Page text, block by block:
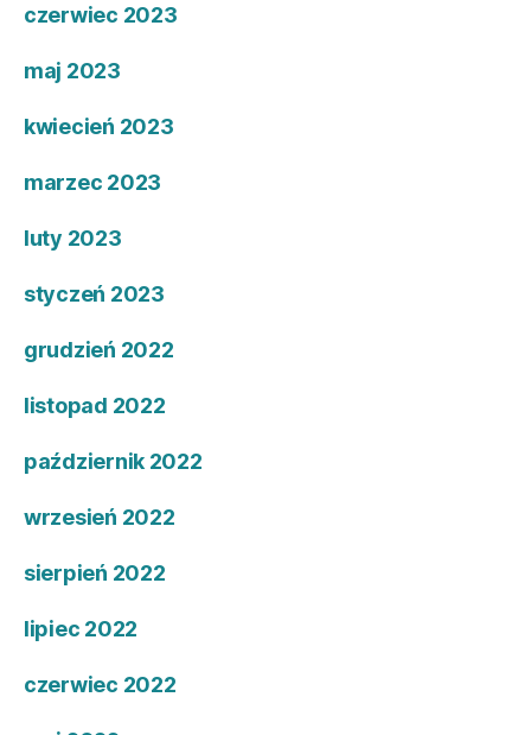
czerwiec 2023
maj 2023
kwiecień 2023
marzec 2023
luty 2023
styczeń 2023
grudzień 2022
listopad 2022
październik 2022
wrzesień 2022
sierpień 2022
lipiec 2022
czerwiec 2022